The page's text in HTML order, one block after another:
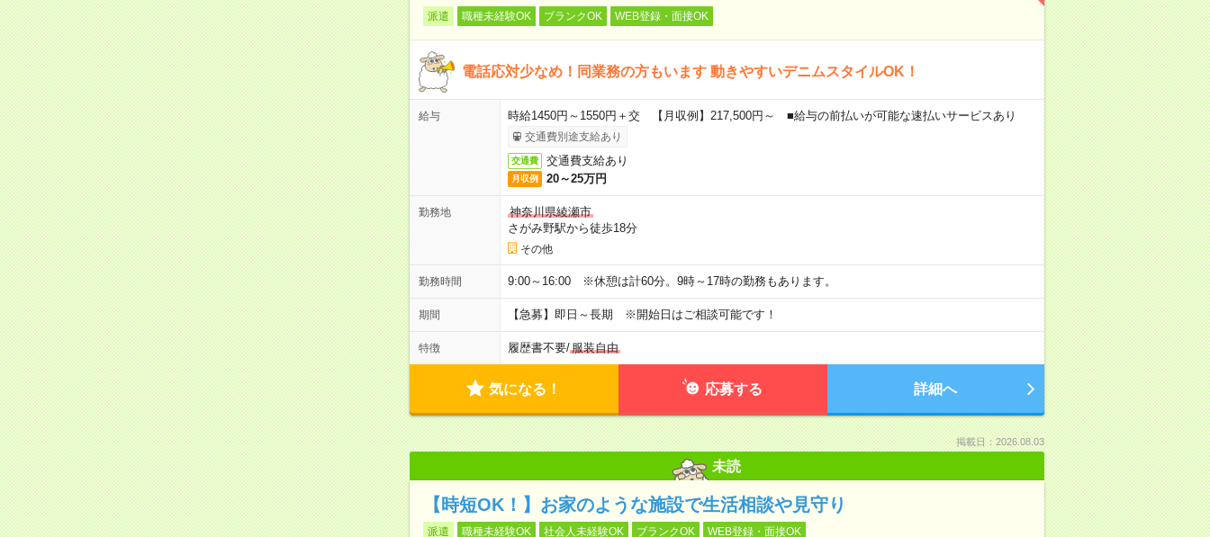
派遣 職種未経験OK ブランクOK WEB登録・面接OK
電話応対少なめ！同業務の方もいます 動きやすいデニムスタイルOK！
給与 時給1450円～1550円＋交 【月収例】217,500円～ ■給与の前払いが可能な速払いサービスあり
交通費別途支給あり
交通費 交通費支給あり
月収例 20～25万円
勤務地
神奈川県綾瀬市
さがみ野駅から徒歩18分
その他
勤務時間 9:00～16:00 ※休憩は計60分。9時～17時の勤務もあります。
期間 【急募】即日～長期 ※開始日はご相談可能です！
特徴 履歴書不要/服装自由
気になる！ 応募する 詳細へ
掲載日：2026.08.03
未読
【時短OK！】お家のような施設で生活相談や見守り
派遣 職種未経験OK 社会人未経験OK ブランクOK WEB登録・面接OK